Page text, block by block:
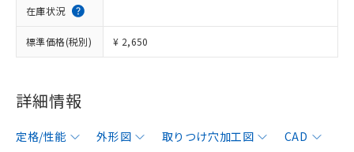
在庫状況
標準価格(税別) ¥ 2,650
詳細情報
定格/性能 外形図 取りつけ穴加工図
CAD